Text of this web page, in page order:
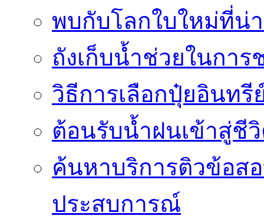
พบกับโลกใบใหม่ที่น่
ถังเก็บน้ำช่วยในกา
วิธีการเลือกปุ๋ยอินทรี
ต้อนรับน้ำฝนเข้าสู่ชี
ค้นหาบริการติวข้อส
ประสบการณ์